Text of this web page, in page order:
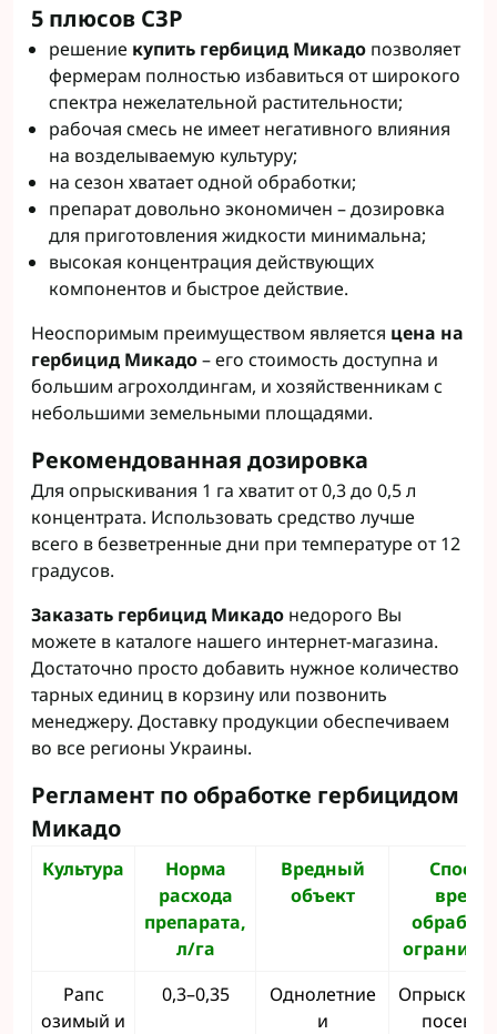
5 плюсов СЗР
решение купить гербицид Микадо позволяет
фермерам полностью избавиться от широкого
спектра нежелательной растительности;
рабочая смесь не имеет негативного влияния
на возделываемую культуру;
на сезон хватает одной обработки;
препарат довольно экономичен – дозировка
для приготовления жидкости минимальна;
высокая концентрация действующих
компонентов и быстрое действие.
Неоспоримым преимуществом является цена на
гербицид Микадо– его стоимость доступна и
большим агрохолдингам, и хозяйственникам с
небольшими земельными площадями.
Рекомендованная дозировка
Для опрыскивания 1 га хватит от 0,3 до 0,5 л
концентрата. Использовать средство лучше
всего в безветренные дни при температуре от 12
градусов.
Заказать гербицид Микадо недорого Вы
можете в каталоге нашего интернет-магазина.
Достаточно просто добавить нужное количество
тарных единиц в корзину или позвонить
менеджеру. Доставку продукции обеспечиваем
во все регионы Украины.
Регламент по обработке гербицидом
Микадо
Культура
Норма
расхода
препарата,
л/га
Вредный
объект
время
Рапс
озимый и
0,3–0,35
Однолетние
и
посева